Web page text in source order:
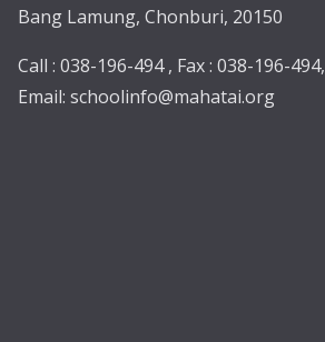
Bang Lamung, Chonburi, 20150
Call : 038-196-494 , Fax : 038-196-494,
Email: schoolinfo@mahatai.org